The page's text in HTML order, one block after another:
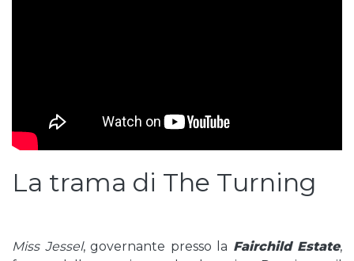
La trama di The Turning
Miss Jessel, governante presso la Fairchild Estate,